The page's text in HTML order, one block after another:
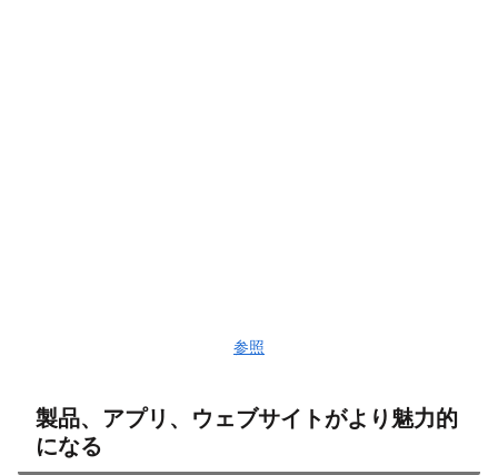
参照
製品、アプリ、ウェブサイトがより魅力的
になる